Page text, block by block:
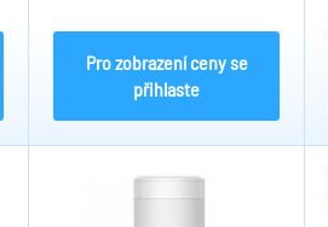
Pro zobrazení ceny se
přihlaste